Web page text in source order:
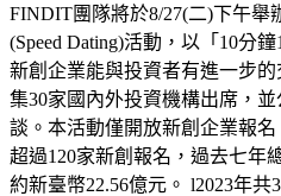
FINDIT團隊將於8/27(二)下午舉
(Speed Dating)活動，以「10分
新創企業能與投資者有進一步
集30家國內外投資機構出席，
談。本活動僅開放新創企業報
超過120家新創報名，過去七年
約新臺幣22.56億元。 l2023年